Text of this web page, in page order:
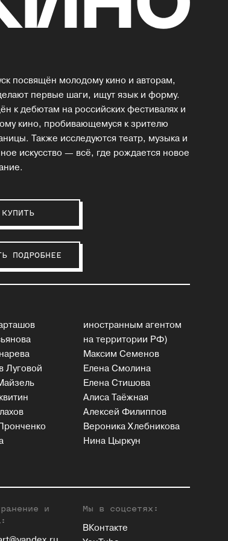
посвящён молодому кино и авторам,
первые шаги, ищут язык и форму.
к дебютам на российских фестивалях и
кино, пробивающемуся к зрителю
Также исследуются театр, музыка и
искусство — всё, где рождается новое
КУПИТЬ
ПОДРОБНЕЕ
Луговой
иностранным агентом
на территории РФ)
Максим Семенов
Елена Смолина
Елена Стишова
Алиса Таёжная
Алексей Филиппов
Вероника Хлебникова
Нина Цыркун
и
Мы в соцсетях:
ВКонтакте